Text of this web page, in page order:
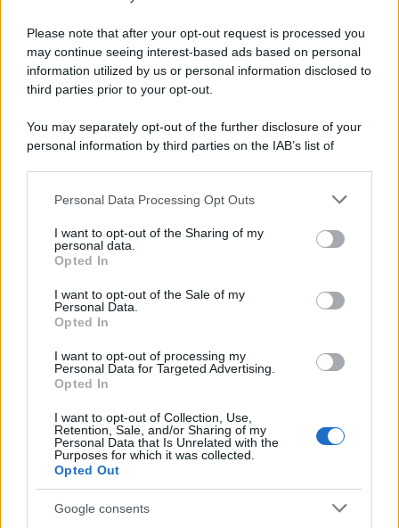
Please note that after your opt-out request is processed you
may continue seeing interest-based ads based on personal
information utilized by us or personal information disclosed to
third parties prior to your opt-out.
You may separately opt-out of the further disclosure of your
personal information by third parties on the IAB’s list of
This information may also be disclosed by us to third parties
disclose it to other third parties.
Please note that this website/app uses one or more Google
services and may gather and store information including but
not limited to your visit or usage behaviour. You may click to
grant or deny consent to Google and its third-party tags to
consent section.
Personal Data Processing Opt Outs
I want to opt-out of the Sharing of my
personal data.
Opted In
I want to opt-out of the Sale of my
Personal Data.
Opted In
I want to opt-out of processing my
Personal Data for Targeted Advertising.
Opted In
I want to opt-out of Collection, Use,
Retention, Sale, and/or Sharing of my
Personal Data that Is Unrelated with the
Purposes for which it was collected.
Opted Out
Google consents